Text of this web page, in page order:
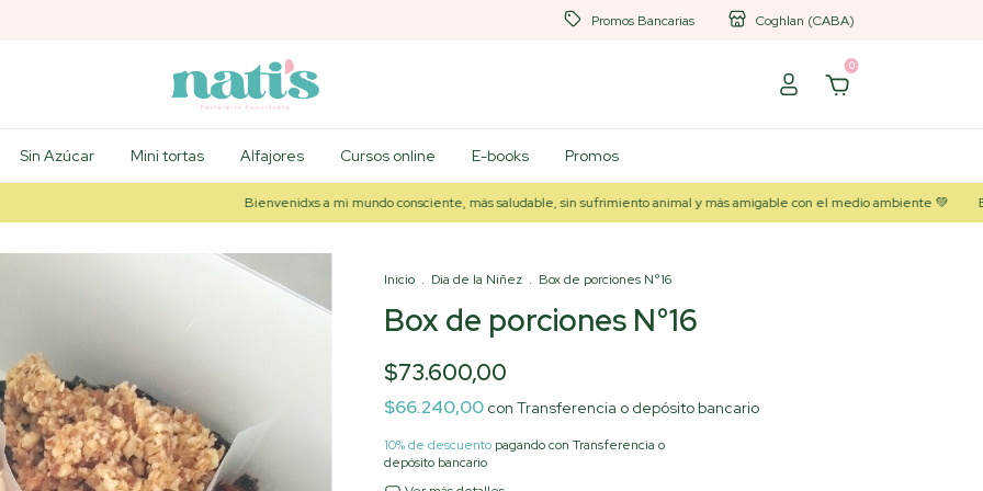
Promos Bancarias Coghlan (CABA)
0
Sin Azúcar Mini tortas Alfajores Cursos online E-books Promos
Bienvenidxs a mi mundo consciente, más saludable, sin sufrimiento animal y más amigable con el medio ambiente 💚
Inicio . Dia de la Niñez . Box de porciones N°16
Box de porciones N°16
$73.600,00
$66.240,00 con Transferencia o depósito bancario
10% de descuento pagando con Transferencia o
depósito bancario